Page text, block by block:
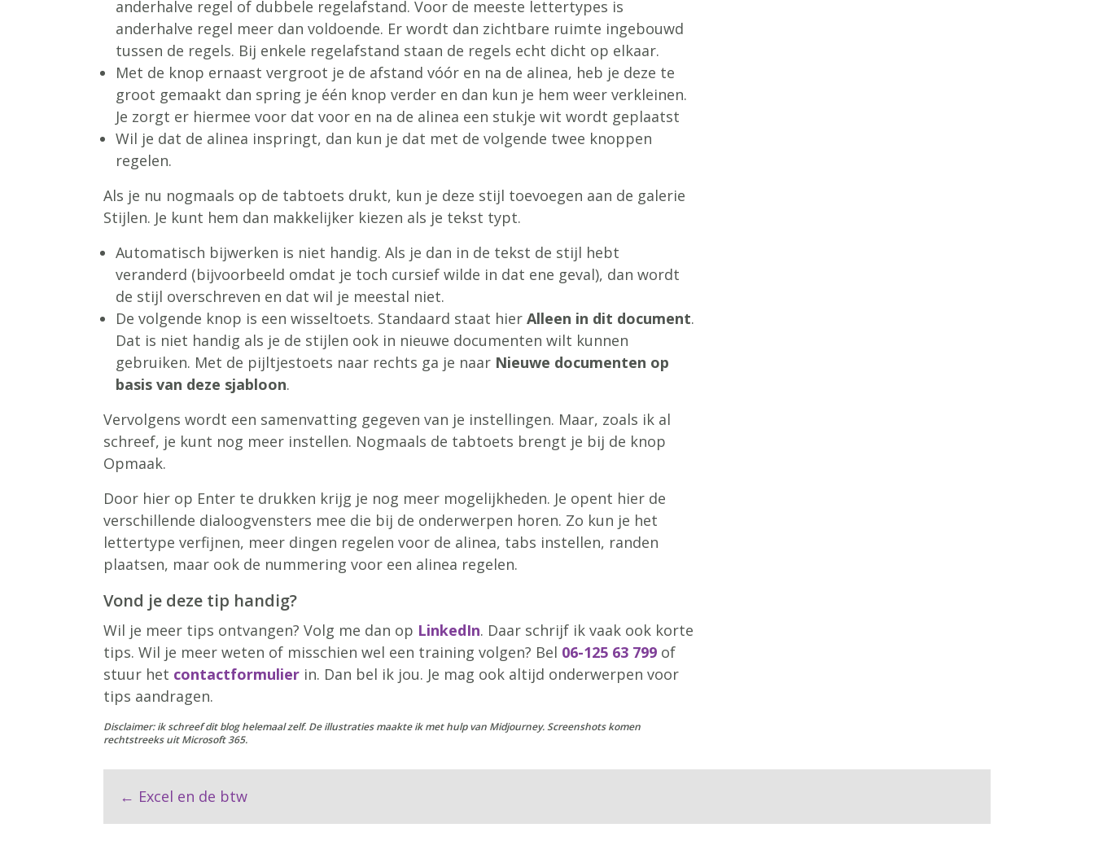
anderhalve regel of dubbele regelafstand. Voor de meeste lettertypes is
anderhalve regel meer dan voldoende. Er wordt dan zichtbare ruimte ingebouwd
tussen de regels. Bij enkele regelafstand staan de regels echt dicht op elkaar.
Met de knop ernaast vergroot je de afstand vóór en na de alinea, heb je deze te
groot gemaakt dan spring je één knop verder en dan kun je hem weer verkleinen.
Je zorgt er hiermee voor dat voor en na de alinea een stukje wit wordt geplaatst
Wil je dat de alinea inspringt, dan kun je dat met de volgende twee knoppen
regelen.
Als je nu nogmaals op de tabtoets drukt, kun je deze stijl toevoegen aan de galerie
Stijlen. Je kunt hem dan makkelijker kiezen als je tekst typt.
Automatisch bijwerken is niet handig. Als je dan in de tekst de stijl hebt
veranderd (bijvoorbeeld omdat je toch cursief wilde in dat ene geval), dan wordt
de stijl overschreven en dat wil je meestal niet.
De volgende knop is een wisseltoets. Standaard staat hier Alleen in dit document.
Dat is niet handig als je de stijlen ook in nieuwe documenten wilt kunnen
gebruiken. Met de pijltjestoets naar rechts ga je naar Nieuwe documenten op
basis van deze sjabloon.
Vervolgens wordt een samenvatting gegeven van je instellingen. Maar, zoals ik al
schreef, je kunt nog meer instellen. Nogmaals de tabtoets brengt je bij de knop
Opmaak.
Door hier op Enter te drukken krijg je nog meer mogelijkheden. Je opent hier de
verschillende dialoogvensters mee die bij de onderwerpen horen. Zo kun je het
lettertype verfijnen, meer dingen regelen voor de alinea, tabs instellen, randen
plaatsen, maar ook de nummering voor een alinea regelen.
Vond je deze tip handig?
Wil je meer tips ontvangen? Volg me dan op LinkedIn. Daar schrijf ik vaak ook korte
tips. Wil je meer weten of misschien wel een training volgen? Bel 06-125 63 799 of
stuur het contactformulier in. Dan bel ik jou. Je mag ook altijd onderwerpen voor
tips aandragen.
Disclaimer: ik schreef dit blog helemaal zelf. De illustraties maakte ik met hulp van Midjourney. Screenshots komen
rechtstreeks uit Microsoft 365.
Posts
navigation
← Excel en de btw